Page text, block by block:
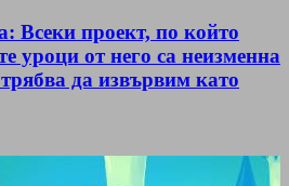
Всеки проект, по който
уроци от него са неизменна
да извървим като